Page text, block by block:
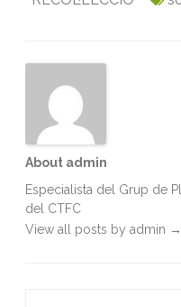
o
e
A
About admin
Especialista del Grup de
del CTFC
View all posts by admin →